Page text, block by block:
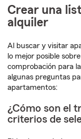
Crear una
alquiler
Al buscar y visitar
lo mejor posible
comprobación para
algunas preguntas
apartamentos:
¿Cómo son el
criterios de